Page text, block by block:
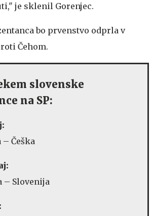
je sklenil Gorenjec.
bo prvenstvo odprla v
Čehom.
slovenske
na SP:
Češka
– Slovenija